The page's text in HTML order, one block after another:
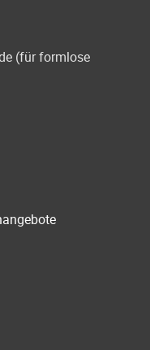
(für formlose